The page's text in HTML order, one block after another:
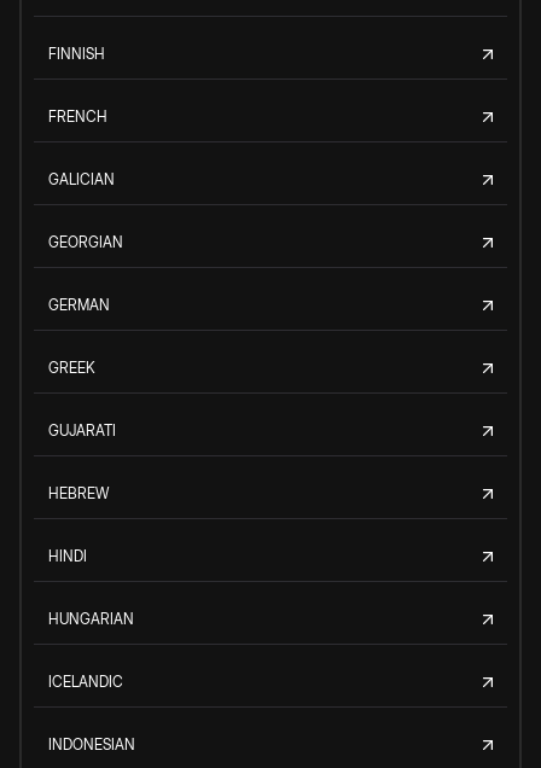
FINNISH
FRENCH
GALICIAN
GEORGIAN
GERMAN
GREEK
GUJARATI
HEBREW
HINDI
HUNGARIAN
ICELANDIC
INDONESIAN